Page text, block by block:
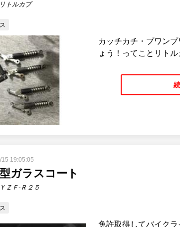
トルカブ
カッチカチ・プワン
ょう！ってことリト
19:05:05
ガラスコート
ＺＦ-Ｒ２５
免許取得してバイク